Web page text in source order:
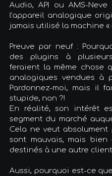
Audio, API ou AMS-
l’appareil analogique
jamais utilisé la machine «
Preuve par neuf :
des plugins à
feraient la même chose
analogiques vendues à
Pardonnez-moi, mais il
stupide, non ?!
En réalité, son intérêt
segment du marché
Cela ne veut
sont mauvais, mais bien
destinés à une autre
Aussi, pourquoi est-ce